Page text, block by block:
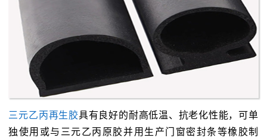
三元乙丙再生胶具有良好的耐高低温、抗老化性能，可单
独使用或与三元乙丙原胶并用生产门窗密封条等橡胶制